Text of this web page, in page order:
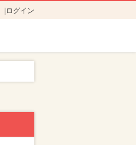
ログイン